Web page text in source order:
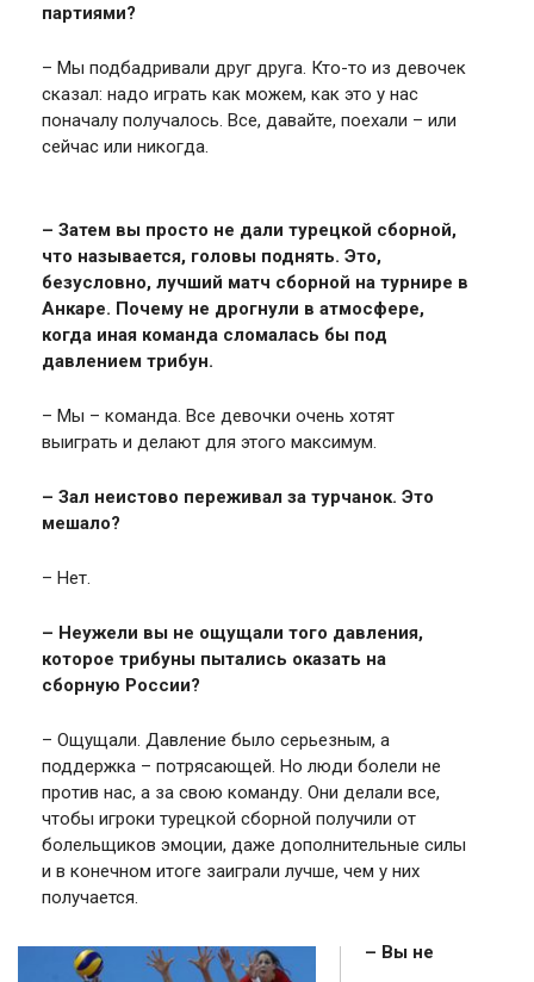
партиями?
– Мы подбадривали друг друга. Кто-то из девочек
сказал: надо играть как можем, как это у нас
поначалу получалось. Все, давайте, поехали – или
сейчас или никогда.
– Затем вы просто не дали турецкой сборной,
что называется, головы поднять. Это,
безусловно, лучший матч сборной на турнире в
Анкаре. Почему не дрогнули в атмосфере,
когда иная команда сломалась бы под
давлением трибун.
– Мы – команда. Все девочки очень хотят
выиграть и делают для этого максимум.
– Зал неистово переживал за турчанок. Это
мешало?
– Нет.
– Неужели вы не ощущали того давления,
которое трибуны пытались оказать на
сборную России?
– Ощущали. Давление было серьезным, а
поддержка – потрясающей. Но люди болели не
против нас, а за свою команду. Они делали все,
чтобы игроки турецкой сборной получили от
болельщиков эмоции, даже дополнительные силы
и в конечном итоге заиграли лучше, чем у них
получается.
– Вы не